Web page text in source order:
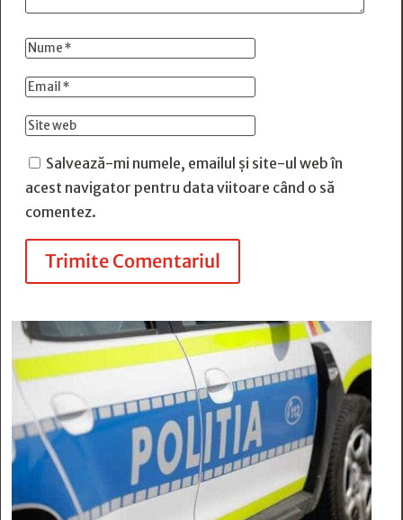
Salvează-mi numele, emailul și site-ul web în
acest navigator pentru data viitoare când o să
comentez.
Trimite Comentariul